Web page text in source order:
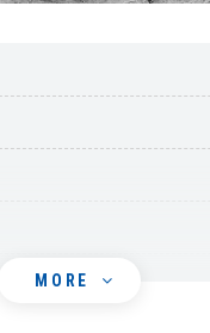
MORE